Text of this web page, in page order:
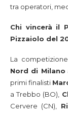
tra operatori,
Chi vincerà il
Pizzaiolo del
La
Nord di Milano
primi finalisti
a Trebbo (BO),
Cervere (CN),